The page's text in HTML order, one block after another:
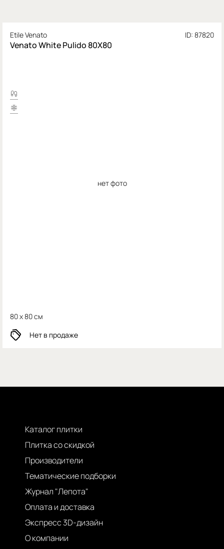
Etile Venato ID: 87820
Venato White Pulido 80X80
нет фото
80 x 80 см
Нет в продаже
Каталог плитки
Плитка со скидкой
Производители
Тематические подборки
Журнал "Лепота"
Оплата и доставка
Экспресс 3D-дизайн
О компании